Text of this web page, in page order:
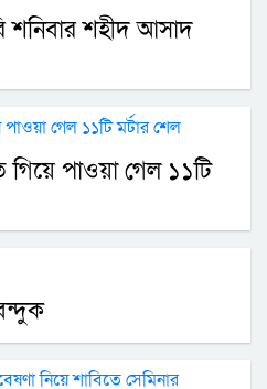
শনিবার শহীদ আসাদ
গিয়ে পাওয়া গেল ১১টি